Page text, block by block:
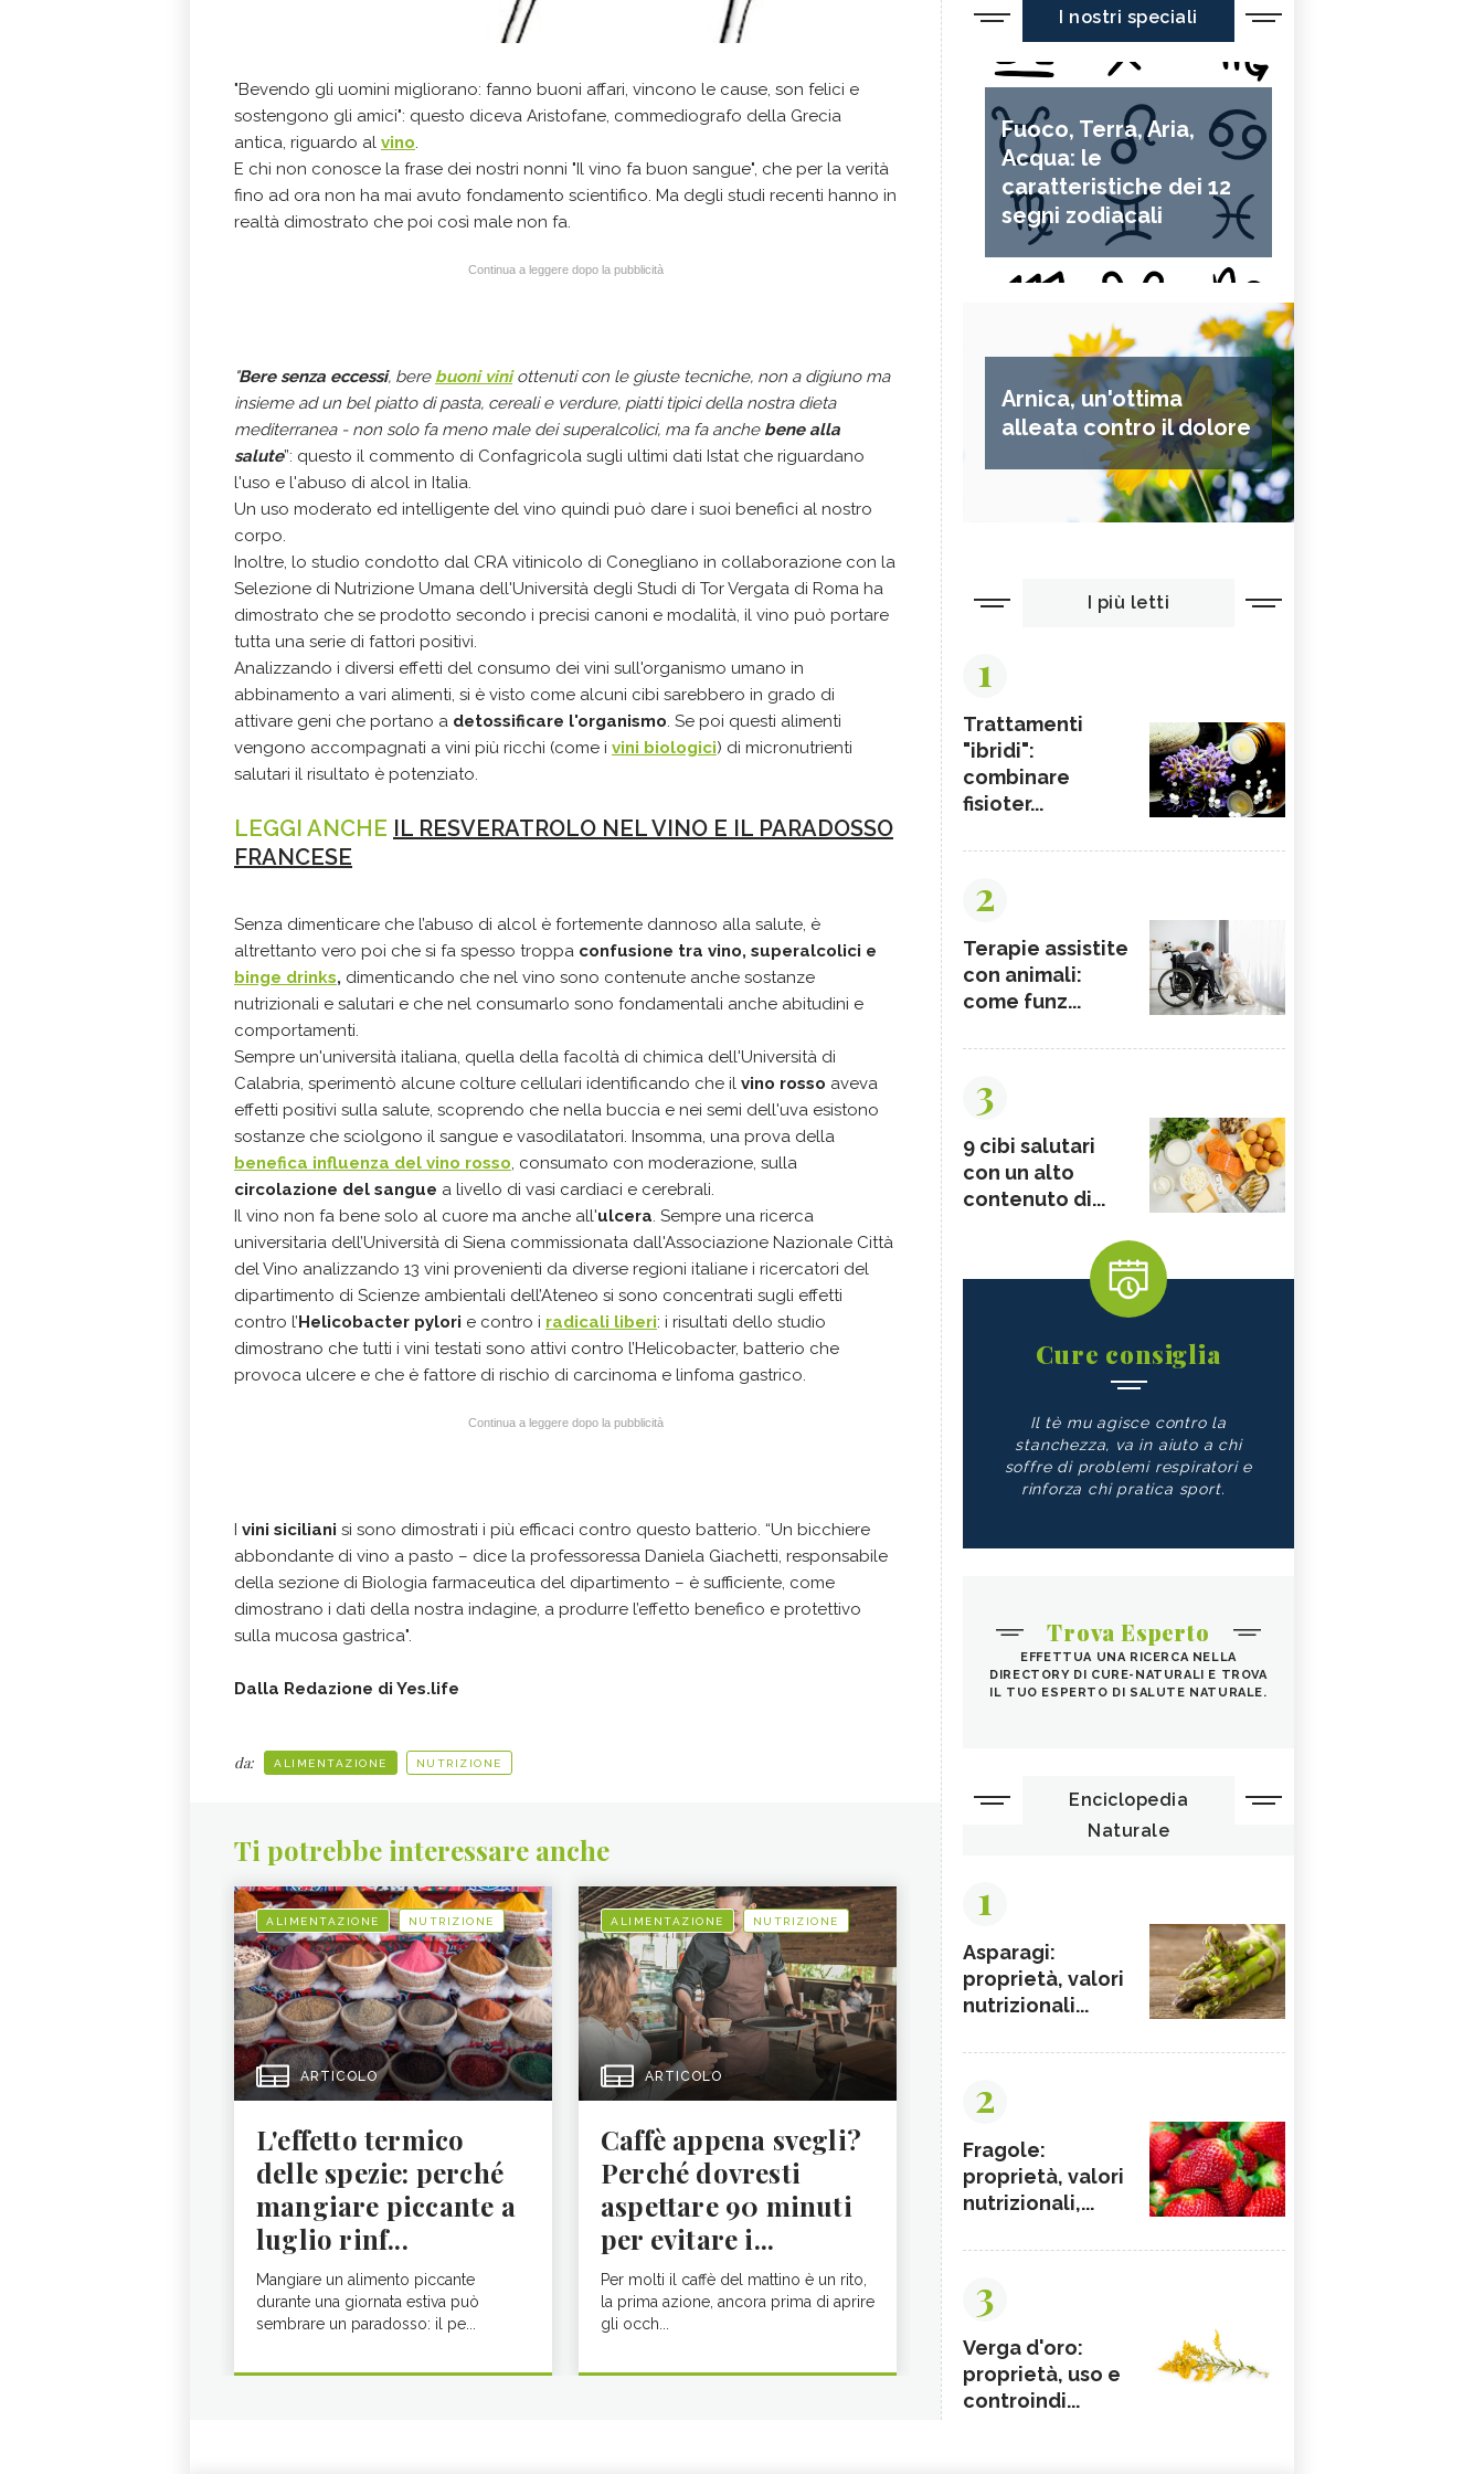
"Bevendo gli uomini migliorano: fanno buoni affari, vincono le cause, son felici e
sostengono gli amici": questo diceva Aristofane, commediografo della Grecia
antica, riguardo al vino.
E chi non conosce la frase dei nostri nonni "Il vino fa buon sangue", che per la verità
fino ad ora non ha mai avuto fondamento scientifico. Ma degli studi recenti hanno in
realtà dimostrato che poi così male non fa.
Continua a leggere dopo la pubblicità
"Bere senza eccessi, bere buoni viniottenuti con le giuste tecniche, non a digiuno ma
insieme ad un bel piatto di pasta, cereali e verdure, piatti tipici della nostra dieta
mediterranea - non solo fa meno male dei superalcolici, ma fa anche bene alla
salute”: questo il commento di Confagricola sugli ultimi dati Istat che riguardano
l'uso e l'abuso di alcol in Italia.
Un uso moderato ed intelligente del vino quindi può dare i suoi benefici al nostro
corpo.
Inoltre, lo studio condotto dal CRA vitinicolo di Conegliano in collaborazione con la
Selezione di Nutrizione Umana dell'Università degli Studi di Tor Vergata di Roma ha
dimostrato che se prodotto secondo i precisi canoni e modalità, il vino può portare
tutta una serie di fattori positivi.
Analizzando i diversi effetti del consumo dei vini sull'organismo umano in
abbinamento a vari alimenti, si è visto come alcuni cibi sarebbero in grado di
attivare geni che portano a detossificare l'organismo. Se poi questi alimenti
vengono accompagnati a vini più ricchi (come i vini biologici) di micronutrienti
salutari il risultato è potenziato.
LEGGI ANCHE IL RESVERATROLO NEL VINO E IL PARADOSSO
FRANCESE
Senza dimenticare che l’abuso di alcol è fortemente dannoso alla salute, è
altrettanto vero poi che si fa spesso troppa confusione tra vino, superalcolici e
binge drinks, dimenticando che nel vino sono contenute anche sostanze
nutrizionali e salutari e che nel consumarlo sono fondamentali anche abitudini e
comportamenti.
Sempre un'università italiana, quella della facoltà di chimica dell'Università di
Calabria, sperimentò alcune colture cellulari identificando che il vino rosso aveva
effetti positivi sulla salute, scoprendo che nella buccia e nei semi dell'uva esistono
sostanze che sciolgono il sangue e vasodilatatori. Insomma, una prova della
benefica influenza del vino rosso, consumato con moderazione, sulla
circolazione del sangue a livello di vasi cardiaci e cerebrali.
Il vino non fa bene solo al cuore ma anche all'ulcera. Sempre una ricerca
universitaria dell’Università di Siena commissionata dall'Associazione Nazionale Città
del Vino analizzando 13 vini provenienti da diverse regioni italiane i ricercatori del
dipartimento di Scienze ambientali dell’Ateneo si sono concentrati sugli effetti
contro l’Helicobacter pylori e contro i radicali liberi: i risultati dello studio
dimostrano che tutti i vini testati sono attivi contro l’Helicobacter, batterio che
provoca ulcere e che è fattore di rischio di carcinoma e linfoma gastrico.
Continua a leggere dopo la pubblicità
I vini siciliani si sono dimostrati i più efficaci contro questo batterio. “Un bicchiere
abbondante di vino a pasto – dice la professoressa Daniela Giachetti, responsabile
della sezione di Biologia farmaceutica del dipartimento – è sufficiente, come
dimostrano i dati della nostra indagine, a produrre l’effetto benefico e protettivo
sulla mucosa gastrica".
Dalla Redazione di Yes.life
da: ALIMENTAZIONE NUTRIZIONE
Ti potrebbe interessare anche
ALIMENTAZIONE NUTRIZIONE
ARTICOLO
L'effetto termico
delle spezie: perché
mangiare piccante a
luglio rinf...
Mangiare un alimento piccante
durante una giornata estiva può
sembrare un paradosso: il pe...
ALIMENTAZIONE NUTRIZIONE
ARTICOLO
Caffè appena svegli?
Perché dovresti
aspettare 90 minuti
per evitare i...
Per molti il caffè del mattino è un rito,
la prima azione, ancora prima di aprire
gli occh...
I nostri speciali
Fuoco, Terra, Aria,
Acqua: le
caratteristiche dei 12
segni zodiacali
Arnica, un'ottima
alleata contro il dolore
I più letti
1
Trattamenti
"ibridi":
combinare
fisioter...
2
Terapie assistite
con animali:
come funz...
3
9 cibi salutari
con un alto
contenuto di...
Cure consiglia
Il tè mu agisce contro la
stanchezza, va in aiuto a chi
soffre di problemi respiratori e
rinforza chi pratica sport.
Trova Esperto
EFFETTUA UNA RICERCA NELLA
DIRECTORY DI CURE-NATURALI E TROVA
IL TUO ESPERTO DI SALUTE NATURALE.
Enciclopedia
Naturale
1
Asparagi:
proprietà, valori
nutrizionali...
2
Fragole:
proprietà, valori
nutrizionali,...
3
Verga d'oro:
proprietà, uso e
controindi...